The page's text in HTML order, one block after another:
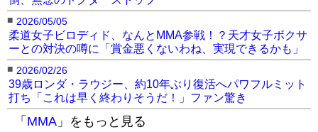
■ 2026/05/05
柔道女子ビロディド、なんとMMA参戦！？天才女子ボクサ
ーとの対決の噂に「賞金悪くないわね、実現できるかも」
■ 2026/02/26
39歳ロンダ・ラウジー、約10年ぶり復活へパワフルミット
打ち「これは早く終わりそうだ！」ファン驚き
「 MMA 」をもっと見る